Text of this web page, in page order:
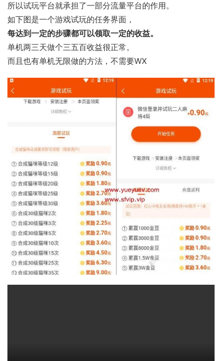
所以试玩平台就承担了一部分流量平台的作用。
如下图是一个游戏试玩的任务界面，
每达到一定的步骤都可以领取一定的收益。
单机两三天做个三五百收益很正常。
而且也有单机无限做的方法，不需要WX